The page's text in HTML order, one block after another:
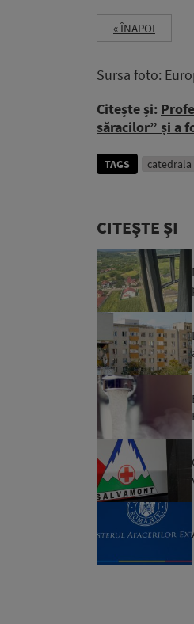
« ÎNAPOI
Sursa foto:
Citește și:
săracilor” și a
TAGS
CITEȘTE ȘI